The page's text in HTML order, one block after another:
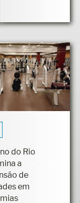
do Rio
a
de
em